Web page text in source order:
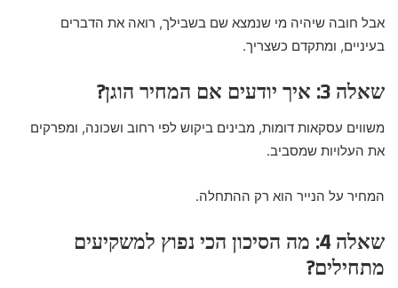
אבל חובה שיהיה מי שנמצא שם בשבילך, רואה את הדברים
בעיניים, ומתקדם כשצריך.
שאלה 3: איך יודעים אם המחיר הוגן?
משווים עסקאות דומות, מבינים ביקוש לפי רחוב ושכונה, ומפרקים
את העלויות שמסביב.
המחיר על הנייר הוא רק ההתחלה.
שאלה 4: מה הסיכון הכי נפוץ למשקיעים
מתחילים?